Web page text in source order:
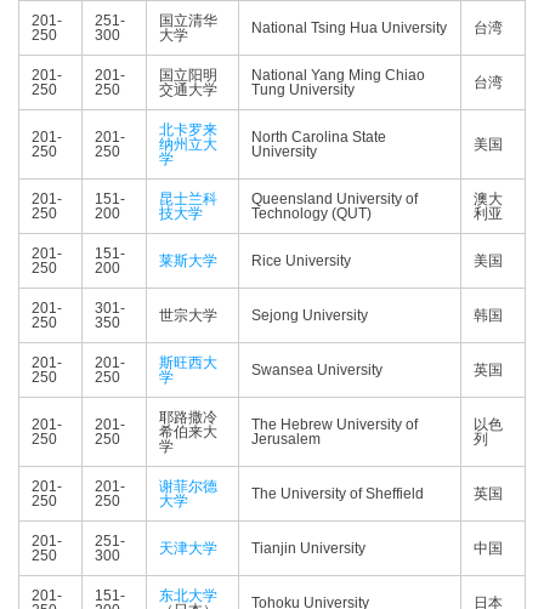
201-
250
251-
300
国立清华
大学
National Tsing Hua University 台湾
201-
250
201-
250
国立阳明
交通大学
National Yang Ming Chiao
Tung University
台湾
201-
250
201-
250
北卡罗来
纳州立大
学
North Carolina State
University
美国
201-
250
151-
200
昆士兰科
技大学
Queensland University of
Technology (QUT)
澳大
利亚
201-
250
151-
200
莱斯大学 Rice University 美国
201-
250
301-
350
世宗大学 Sejong University 韩国
201-
250
201-
250
斯旺西大
学
Swansea University 英国
201-
250
201-
250
耶路撒冷
希伯来大
学
The Hebrew University of
Jerusalem
以色
列
201-
250
201-
250
谢菲尔德
大学
The University of Sheffield 英国
201-
250
251-
300
天津大学 Tianjin University 中国
201-
151-
东北大学
Tohoku University 日本